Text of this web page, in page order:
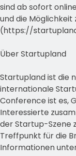
sind ab sofort
und die Möglichkeit
(https://
Über Startupland
Startupland ist die
internationale
Conference ist es,
Interessierte
der Startup-Szene
Treffpunkt für die
Informationen